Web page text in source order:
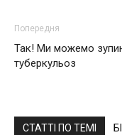
Попередня
Так! Ми можемо
туберкульоз
СТАТТІ ПО ТЕМІ